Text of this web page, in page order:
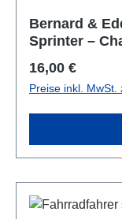
Bernard &
Sprinter –
Regulärer Preis:
16,00 €
Preise inkl. MwSt.